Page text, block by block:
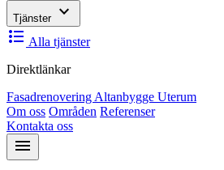
Tjänster expand_more
format_list_bulleted Alla tjänster
Direktlänkar
Fasadrenovering Altanbygge Uterum
Om oss Områden Referenser
Kontakta oss
menu